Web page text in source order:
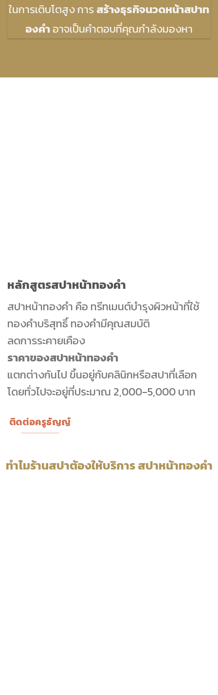
ในการเติบโตสูง การสร้างธุรกิจนวดหน้าสปาท
องคำอาจเป็นคำตอบที่คุณกำลังมองหา
หลักสูตรสปาหน้าทองคำ
สปาหน้าทองคำ คือ ทรีทเมนต์บำรุงผิวหน้าที่ใช้
ทองคำบริสุทธิ์ ทองคำมีคุณสมบัติ
ลดการระคายเคือง
ราคาของสปาหน้าทองคำ
แตกต่างกันไป ขึ้นอยู่กับคลินิกหรือสปาที่เลือก
โดยทั่วไปจะอยู่ที่ประมาณ 2,000-5,000 บาท
ติดต่อครูธัญญ์
ทำไมร้านสปาต้องให้บริการ สปาหน้าทองคำ